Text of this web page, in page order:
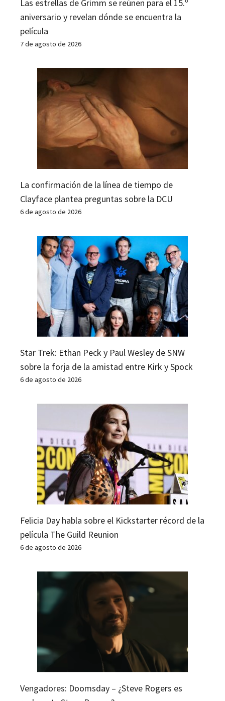
Las estrellas de Grimm se reúnen para el 15.º
aniversario y revelan dónde se encuentra la
película
7 de agosto de 2026
La confirmación de la línea de tiempo de
Clayface plantea preguntas sobre la DCU
6 de agosto de 2026
Star Trek: Ethan Peck y Paul Wesley de SNW
sobre la forja de la amistad entre Kirk y Spock
6 de agosto de 2026
Felicia Day habla sobre el Kickstarter récord de la
película The Guild Reunion
6 de agosto de 2026
Vengadores: Doomsday – ¿Steve Rogers es